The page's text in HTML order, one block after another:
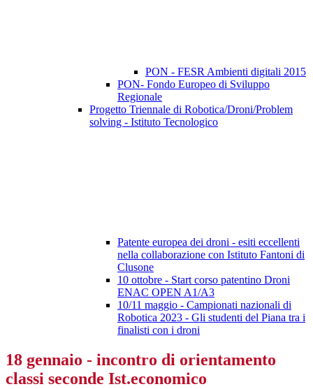
PON - FESR Ambienti digitali 2015
PON- Fondo Europeo di Sviluppo
Regionale
Progetto Triennale di Robotica/Droni/Problem
solving - Istituto Tecnologico
Patente europea dei droni - esiti eccellenti
nella collaborazione con Istituto Fantoni di
Clusone
10 ottobre - Start corso patentino Droni
ENAC OPEN A1/A3
10/11 maggio - Campionati nazionali di
Robotica 2023 - Gli studenti del Piana tra i
finalisti con i droni
18 gennaio - incontro di orientamento
classi seconde Ist.economico